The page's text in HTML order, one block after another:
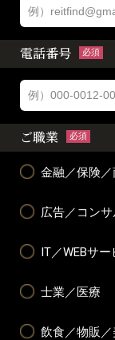
電話番号 必須
ご職業 必須
金融／保険／
広告／コン
IT／WEBサー
士業／医療
飲食／物販